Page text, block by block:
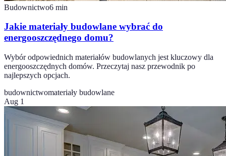
Budownictwo6 min
Jakie materiały budowlane wybrać do
energooszczędnego domu?
Wybór odpowiednich materiałów budowlanych jest kluczowy dla
energooszczędnych domów. Przeczytaj nasz przewodnik po
najlepszych opcjach.
budownictwomateriały budowlane
Aug 1